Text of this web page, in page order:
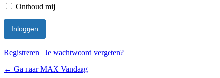
Onthoud mij
Registreren | Je wachtwoord vergeten?
← Ga naar MAX Vandaag